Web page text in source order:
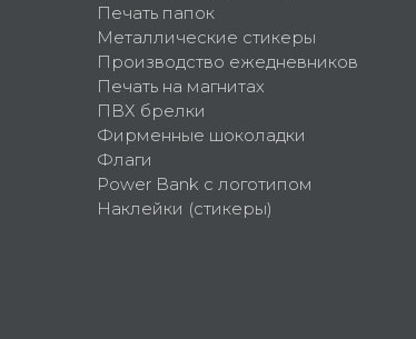
Печать папок
Металлические стикеры
Производство ежедневников
Печать на магнитах
ПВХ брелки
Фирменные шоколадки
Флаги
Power Bank с логотипом
Наклейки (стикеры)